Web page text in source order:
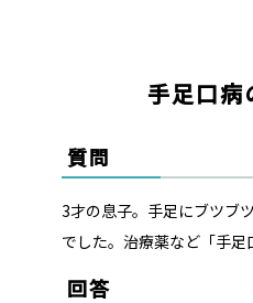
手足口病
質問
3才の息子。手足にブツブ
でした。治療薬など「手足
回答